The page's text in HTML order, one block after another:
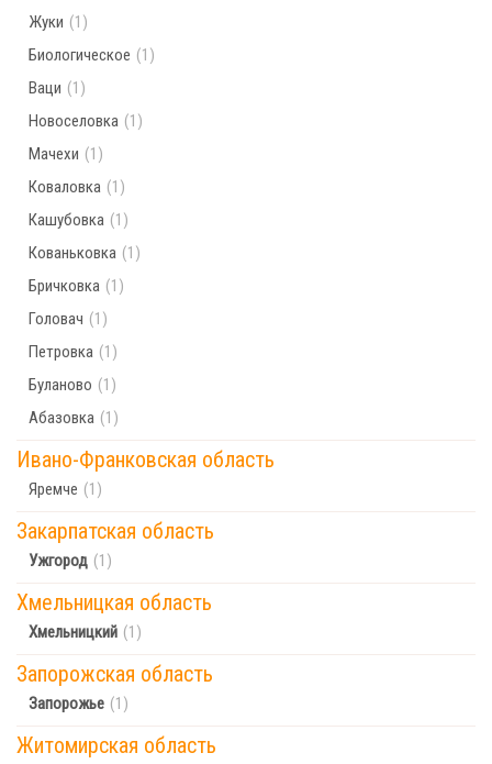
Жуки (1)
Биологическое (1)
Ваци (1)
Новоселовка (1)
Мачехи (1)
Коваловка (1)
Кашубовка (1)
Кованьковка (1)
Бричковка (1)
Головач (1)
Петровка (1)
Буланово (1)
Абазовка (1)
Ивано-Франковская область
Яремче (1)
Закарпатская область
Ужгород (1)
Хмельницкая область
Хмельницкий (1)
Запорожская область
Запорожье (1)
Житомирская область